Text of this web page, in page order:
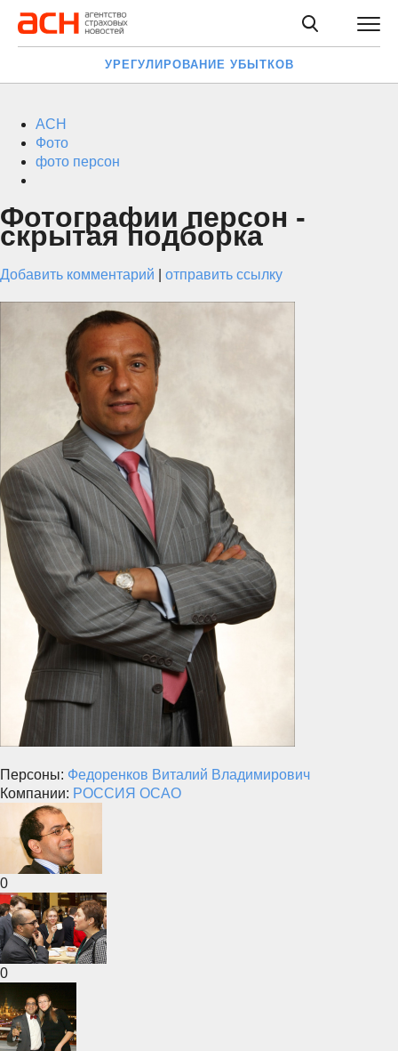
УРЕГУЛИРОВАНИЕ УБЫТКОВ
АСН
Фото
фото персон
Фотографии персон -
скрытая подборка
Добавить комментарий отправить ссылку
Персоны: Федоренков Виталий Владимирович
Компании: РОССИЯ ОСАО
0
0